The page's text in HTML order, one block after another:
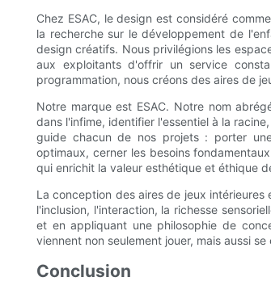
Chez ESAC, le design est considéré
la recherche sur le développement de
design créatifs. Nous privilégions les
aux exploitants d'offrir un service
programmation, nous créons des aires de
Notre marque est ESAC. Notre nom
dans l'infime, identifier l'essentiel à la
guide chacun de nos projets : porter
optimaux, cerner les besoins
qui enrichit la valeur esthétique et éthique
La conception des aires de jeux
l'inclusion, l'interaction, la richesse
et en appliquant une philosophie de
viennent non seulement jouer, mais aussi
Conclusion